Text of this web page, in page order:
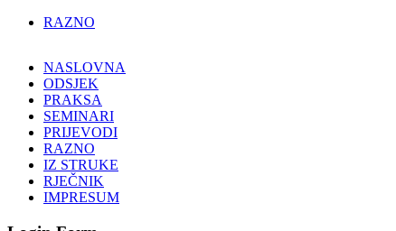
RAZNO
NASLOVNA
ODSJEK
PRAKSA
SEMINARI
PRIJEVODI
RAZNO
IZ STRUKE
RJEČNIK
IMPRESUM